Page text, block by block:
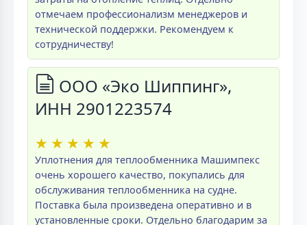
отмечаем профессионализм менеджеров и
технической поддержки. Рекомендуем к
сотрудничеству!
ООО «Эко Шиппинг»,
ИНН 2901223574
★ ★ ★ ★ ★
Уплотнения для теплообменника Машимпекс
очень хорошего качество, покупались для
обслуживания теплообменника на судне.
Поставка была произведена оперативно и в
установленные сроки. Отдельно благодарим за